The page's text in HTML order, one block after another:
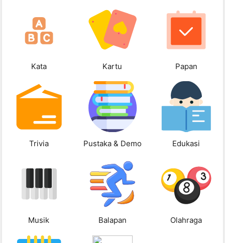
Kata Kartu Papan
Trivia Pustaka & Demo Edukasi
Musik Balapan Olahraga